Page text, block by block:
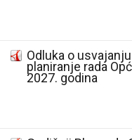
Odluka o
planiranje rada
2027. godina